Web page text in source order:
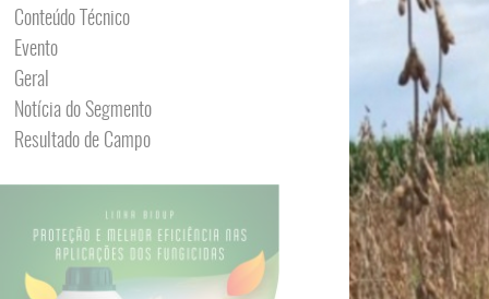
Conteúdo Técnico
Evento
Geral
Notícia do Segmento
Resultado de Campo